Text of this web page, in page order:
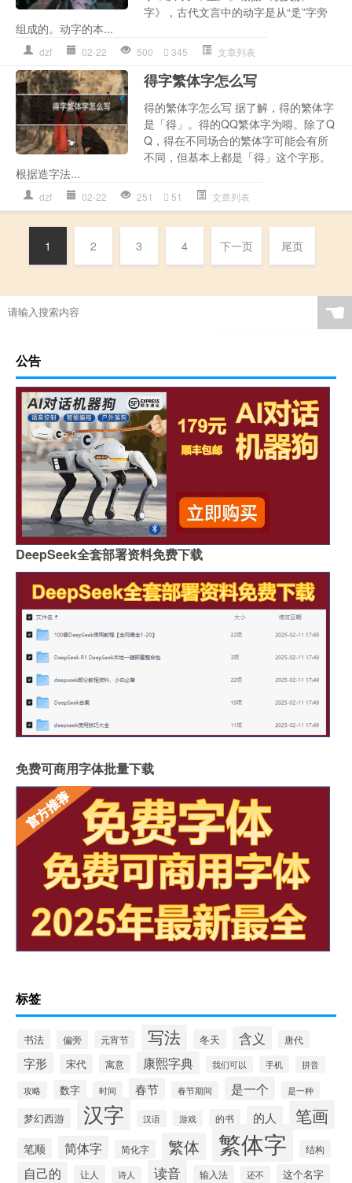
字》，古代文言中的动字是从“辵”字旁
组成的。动字的本...
dzf 02-22 500 345 文章列表
得字繁体字怎么写
得的繁体字怎么写 据了解，得的繁体字
是「得」。得的QQ繁体字为嘚。除了Q
Q，得在不同场合的繁体字可能会有所
不同，但基本上都是「得」这个字形。
根据造字法...
dzf 02-22 251 51 文章列表
1 2 3 4 下一页 尾页
☚
公告
DeepSeek全套部署资料免费下载
免费可商用字体批量下载
标签
书法 偏旁 元宵节 写法 冬天 含义 唐代
字形 宋代 寓意 康熙字典 我们可以 手机 拼音
攻略 数字 时间 春节 春节期间 是一个 是一种
梦幻西游 汉字 汉语 游戏 的书 的人 笔画
笔顺 简体字 简化字 繁体 繁体字 结构
自己的 让人 诗人 读音 输入法 还不 这个名字